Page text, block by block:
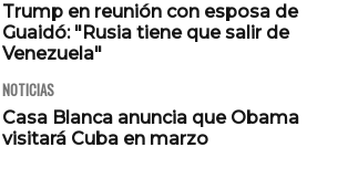
Trump en reunión con esposa de
Guaidó: "Rusia tiene que salir de
Venezuela"
NOTICIAS
Casa Blanca anuncia que Obama
visitará Cuba en marzo